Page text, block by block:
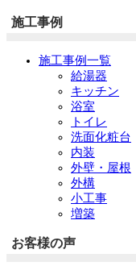
施工事例
施工事例一覧
給湯器
キッチン
浴室
トイレ
洗面化粧台
内装
外壁・屋根
外構
小工事
増築
お客様の声